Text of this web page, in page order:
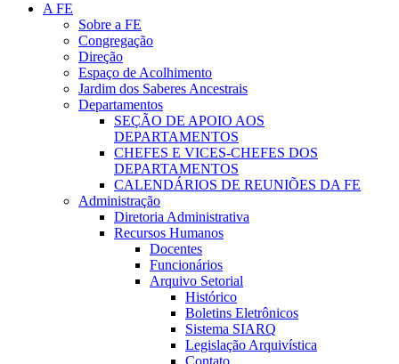
A FE
Sobre a FE
Congregação
Direção
Espaço de Acolhimento
Jardim dos Saberes Ancestrais
Departamentos
SEÇÃO DE APOIO AOS
DEPARTAMENTOS
CHEFES E VICES-CHEFES DOS
DEPARTAMENTOS
CALENDÁRIOS DE REUNIÕES DA FE
Administração
Diretoria Administrativa
Recursos Humanos
Docentes
Funcionários
Arquivo Setorial
Histórico
Boletins Eletrônicos
Sistema SIARQ
Legislação Arquivística
Contato